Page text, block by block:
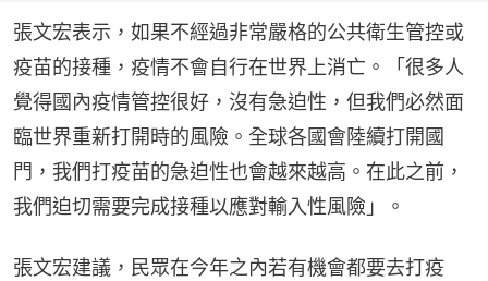
張文宏表示，如果不經過非常嚴格的公共衛生管控或
疫苗的接種，疫情不會自行在世界上消亡。「很多人
覺得國內疫情管控很好，沒有急迫性，但我們必然面
臨世界重新打開時的風險。全球各國會陸續打開國
門，我們打疫苗的急迫性也會越來越高。在此之前，
我們迫切需要完成接種以應對輸入性風險」。
張文宏建議，民眾在今年之內若有機會都要去打疫